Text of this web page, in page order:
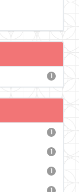
1
1
1
1
1